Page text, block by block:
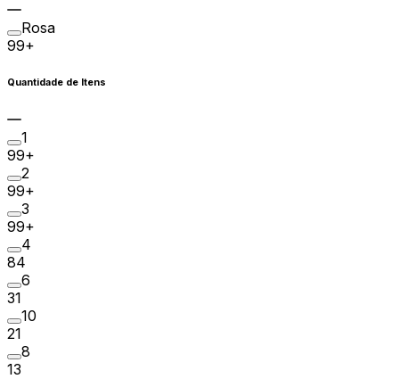
Rosa
99+
Quantidade de Itens
1
99+
2
99+
3
99+
4
84
6
31
10
21
8
13